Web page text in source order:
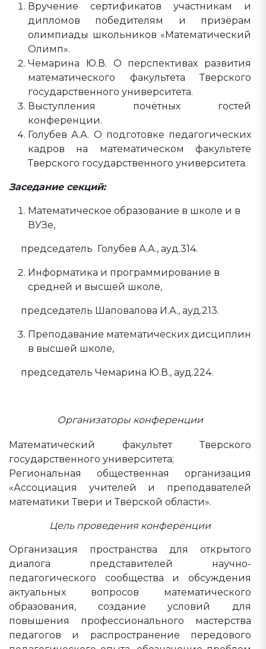
Вручение сертификатов участникам и
дипломов победителям и призёрам
олимпиады школьников «Математический
Олимп».
Чемарина Ю.В. О перспективах развития
математического факультета Тверского
государственного университета.
Выступления почётных гостей
конференции.
Голубев А.А. О подготовке педагогических
кадров на математическом факультете
Тверского государственного университета.
Заседание секций:
Математическое образование в школе и в
ВУЗе,
председатель Голубев А.А., ауд.314.
Информатика и программирование в
средней и высшей школе,
председатель Шаповалова И.А., ауд.213.
Преподавание математических дисциплин
в высшей школе,
председатель Чемарина Ю.В., ауд.224.
Организаторы конференции
Математический факультет Тверского
государственного университета;
Региональная общественная организация
«Ассоциация учителей и преподавателей
математики Твери и Тверской области».
Цель проведения конференции
Организация пространства для открытого
диалога представителей научно-
педагогического сообщества и обсуждения
актуальных вопросов математического
образования, создание условий для
повышения профессионального мастерства
педагогов и распространение передового